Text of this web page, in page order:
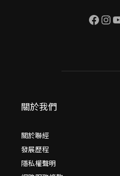
Facebook InstagramYouTube
關於我們
關於聯經
發展歷程
隱私權聲明